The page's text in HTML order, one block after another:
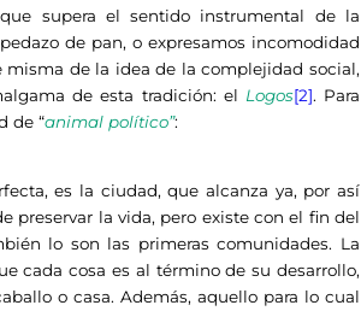
supera el sentido instrumental de la
de pan, o expresamos incomodidad
misma de la idea de la complejidad social,
de esta tradición: el Logos[2]. Para
de “animal político”:
es la ciudad, que alcanza ya, por así
preservar la vida, pero existe con el fin del
lo son las primeras comunidades. La
cada cosa es al término de su desarrollo,
o casa. Además, aquello para lo cual